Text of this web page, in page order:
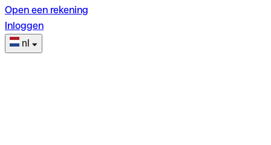
Open een rekening
Inloggen
nl